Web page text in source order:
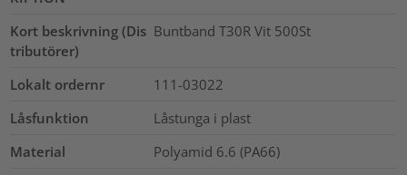
Kort beskrivning (Dis
tributörer)
Buntband T30R Vit 500St
Lokalt ordernr
111-03022
Låsfunktion
Låstunga i plast
Material
Polyamid 6.6 (PA66)